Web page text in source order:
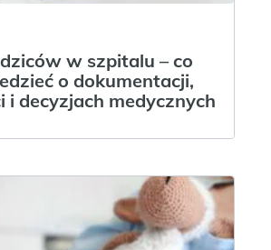
w szpitalu – co
o dokumentacji,
i decyzjach medycznych